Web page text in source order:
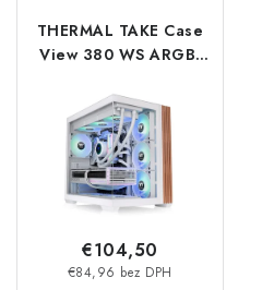
THERMAL TAKE Case
View 380 WS ARGB,
CA-1Z2-00M6WN-WS
Thermaltake
€84,96 bez DPH
€104,50